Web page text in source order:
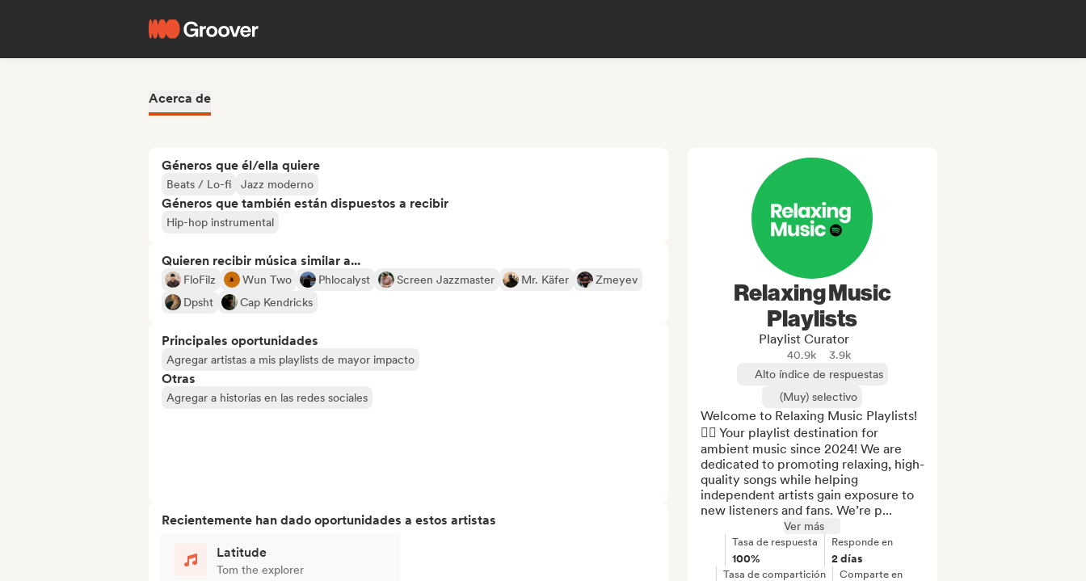
Acerca de
Géneros que él/ella quiere
Beats / Lo-fi Jazz moderno
Géneros que también están dispuestos a recibir
Hip-hop instrumental
Quieren recibir música similar a...
FloFilz Wun Two Phlocalyst Screen Jazzmaster Mr. Käfer
Zmeyev
Dpsht
Cap Kendricks
Principales oportunidades
Agregar artistas a mis playlists de mayor impacto
Otras
Agregar a historias en las redes sociales
Recientemente han dado oportunidades a estos artistas
Latitude
Tom the explorer
Relaxing Music
Playlists
Playlist Curator
40.9k
3.9k
Alto índice de respuestas
(Muy) selectivo
Welcome to Relaxing Music Playlists!
💆‍♂️ Your playlist destination for
ambient music since 2024! We are
dedicated to promoting relaxing, high-
quality songs while helping
independent artists gain exposure to
new listeners and fans. We’re p...
Ver más
Tasa de respuesta
100%
Responde en
2 días
Tasa de compartición Comparte en